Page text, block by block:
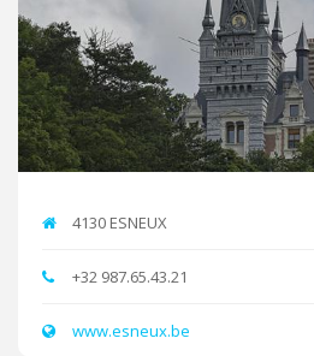
4130 ESNEUX
+32 987.65.43.21
www.esneux.be